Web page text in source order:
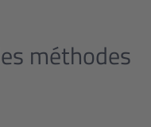
méthodes